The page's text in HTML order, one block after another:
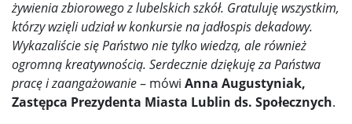
żywienia zbiorowego z lubelskich szkół. Gratuluję wszystkim,
którzy wzięli udział w konkursie na jadłospis dekadowy.
Wykazaliście się Państwo nie tylko wiedzą, ale również
ogromną kreatywnością. Serdecznie dziękuję za Państwa
pracę i zaangażowanie– mówi Anna Augustyniak,
Zastępca Prezydenta Miasta Lublin ds. Społecznych.